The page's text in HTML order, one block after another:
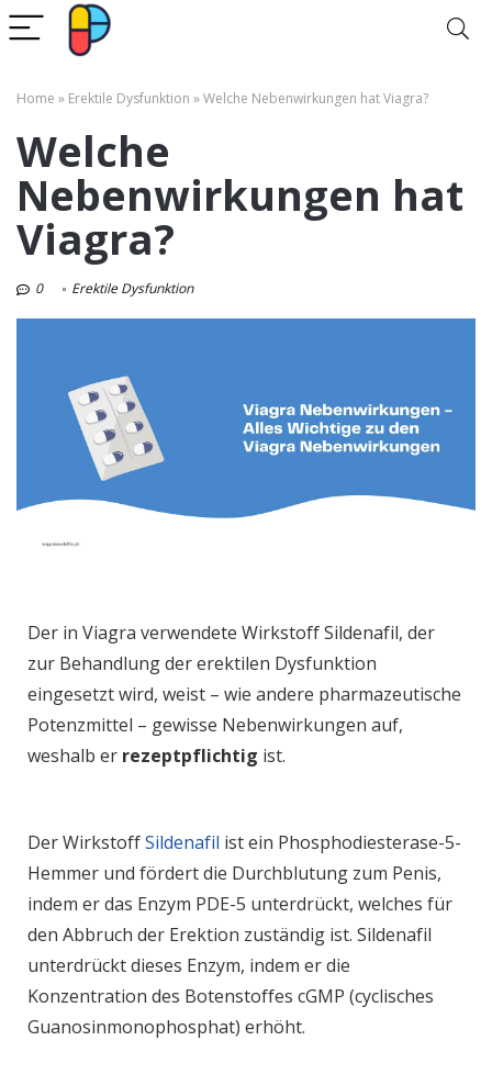
Home » Erektile Dysfunktion »Welche Nebenwirkungen hat Viagra?
Welche
Nebenwirkungen hat
Viagra?
0 Erektile Dysfunktion
Der in Viagra verwendete Wirkstoff Sildenafil, der
zur Behandlung der erektilen Dysfunktion
eingesetzt wird, weist – wie andere pharmazeutische
Potenzmittel – gewisse Nebenwirkungen auf,
weshalb er rezeptpflichtig ist.
Der WirkstoffSildenafil ist ein Phosphodiesterase-5-
Hemmer und fördert die Durchblutung zum Penis,
indem er das Enzym PDE-5 unterdrückt, welches für
den Abbruch der Erektion zuständig ist. Sildenafil
unterdrückt dieses Enzym, indem er die
Konzentration des Botenstoffes cGMP (cyclisches
Guanosinmonophosphat) erhöht.